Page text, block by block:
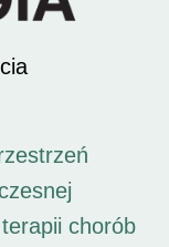
chorób